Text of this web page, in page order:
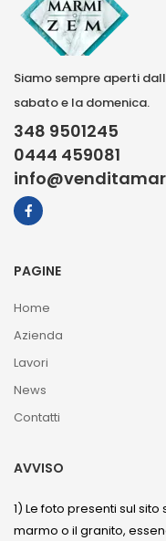
Siamo sempre aperti
sabato e la domenica.
348 9501245
0444 459081
PAGINE
Home
Azienda
Lavori
News
Contatti
AVVISO
1) Le foto presenti sul
marmo o il granito,